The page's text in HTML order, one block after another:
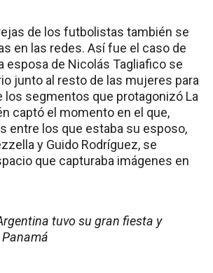
de los futbolistas también se
en las redes. Así fue el caso de
esposa de Nicolás Tagliafico se
junto al resto de las mujeres para
los segmentos que protagonizó La
captó el momento en el que,
entre los que estaba su esposo,
y Guido Rodríguez, se
que capturaba imágenes en
tuvo su gran fiesta y